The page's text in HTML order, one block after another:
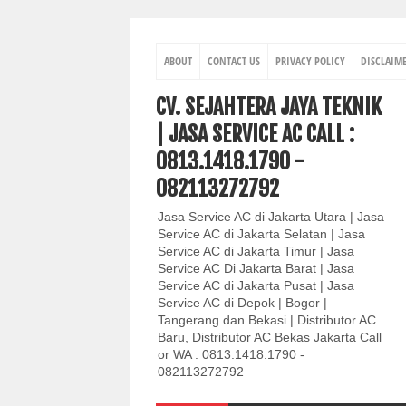
ABOUT CONTACT US PRIVACY POLICY
CV. SEJAHTERA JAYA TEKNIK
| JASA SERVICE AC CALL :
0813.1418.1790 -
082113272792
Jasa Service AC di Jakarta Utara | Jasa
Service AC di Jakarta Selatan | Jasa
Service AC di Jakarta Timur | Jasa
Service AC Di Jakarta Barat | Jasa
Service AC di Jakarta Pusat | Jasa
Service AC di Depok | Bogor |
Tangerang dan Bekasi | Distributor AC
Baru, Distributor AC Bekas Jakarta Call
or WA : 0813.1418.1790 -
082113272792